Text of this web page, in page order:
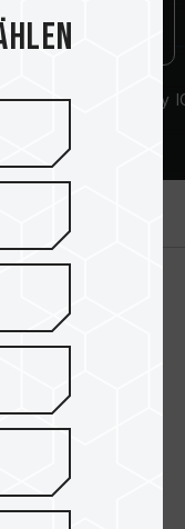
High-Quality